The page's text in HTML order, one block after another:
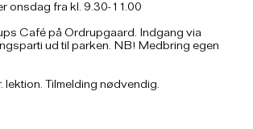
onsdag fra kl. 9.30-11.00
Café på Ordrupgaard. Indgang via
ud til parken. NB! Medbring egen
lektion. Tilmelding nødvendig.